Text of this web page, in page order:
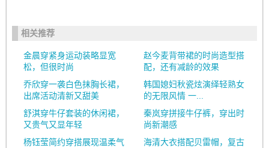
相关推荐
金晨穿紧身运动装略显宽
松，但很时尚
赵今麦背带裙的时尚造型搭
配，还有减龄的效果
乔欣穿一袭白色抹胸长裙，
出席活动清新又甜美
韩国媳妇秋瓷炫演绎轻熟女
的无限风情 一...
舒淇穿牛仔套装的休闲裙，
又贵气又显年轻
秦岚穿拼接牛仔裤，穿出时
尚新潮感
杨钰莹简约穿搭展现温柔气
海清大衣搭配贝雷帽，复古